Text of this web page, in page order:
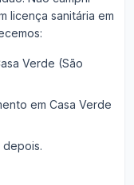
licença sanitária em
Verde (São
em Casa Verde